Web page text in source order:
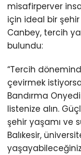
misafirperver
için ideal bir
Canbey, tercih
bulundu:
“Tercih
çevirmek
Bandırma
listenize alın.
şehir yaşamı ve
Balıkesir,